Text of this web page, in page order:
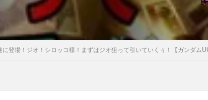
に登場！ジオ！シロッコ様！まずはジオ狙って引いていくぅ！【ガンダム